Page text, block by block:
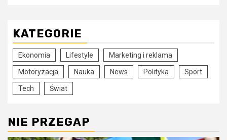
KATEGORIE
Ekonomia Lifestyle Marketing i reklama
Motoryzacja Nauka News Polityka Sport
Tech Świat
NIE PRZEGAP